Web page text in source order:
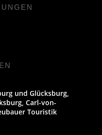
und Glücksburg,
Carl-von-
Touristik